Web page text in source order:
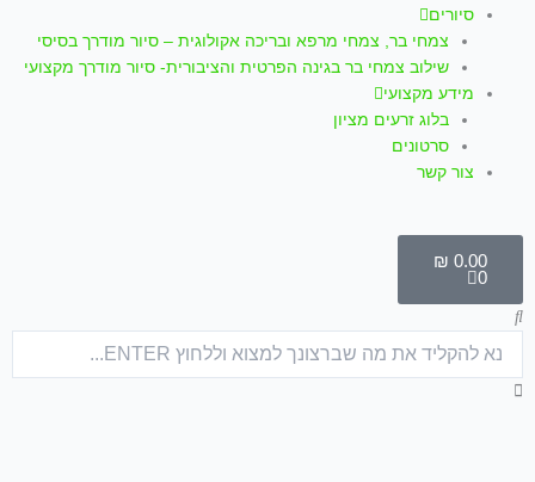
סיורים
צמחי בר, צמחי מרפא ובריכה אקולוגית – סיור מודרך בסיסי
שילוב צמחי בר בגינה הפרטית והציבורית- סיור מודרך מקצועי
מידע מקצועי
בלוג זרעים מציון
סרטונים
צור קשר
₪ 0.00
0
עגלת
קניות
חיפוש